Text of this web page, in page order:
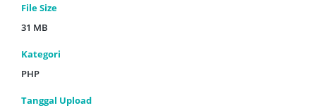
File Size
31 MB
Kategori
PHP
Tanggal Upload